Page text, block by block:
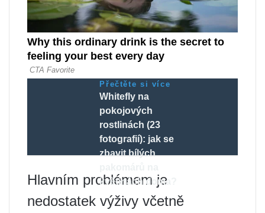
Přečtěte si více
Whitefly na
pokojových
rostlinách (23
fotografií): jak se
zbavit bílých
květinách doma?
Hlavním problémem je
nedostatek výživy včetně